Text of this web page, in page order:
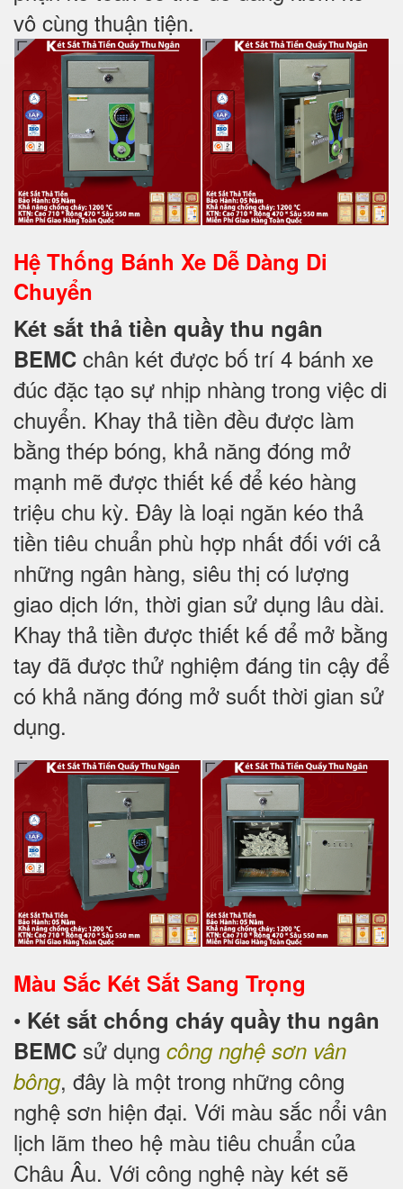
vô cùng thuận tiện.
Hệ Thống Bánh Xe Dễ Dàng Di
Chuyển
Két sắt thả tiền quầy thu ngân
BEMC chân két được bố trí 4 bánh xe
đúc đặc tạo sự nhịp nhàng trong việc di
chuyển. Khay thả tiền đều được làm
bằng thép bóng, khả năng đóng mở
mạnh mẽ được thiết kế để kéo hàng
triệu chu kỳ. Đây là loại ngăn kéo thả
tiền tiêu chuẩn phù hợp nhất đối với cả
những ngân hàng, siêu thị có lượng
giao dịch lớn, thời gian sử dụng lâu dài.
Khay thả tiền được thiết kế để mở bằng
tay đã được thử nghiệm đáng tin cậy để
có khả năng đóng mở suốt thời gian sử
dụng.
Màu Sắc Két Sắt Sang Trọng
• Két sắt chống cháy quầy thu ngân
BEMC sử dụng công nghệ sơn vân
bông, đây là một trong những công
nghệ sơn hiện đại. Với màu sắc nổi vân
lịch lãm theo hệ màu tiêu chuẩn của
Châu Âu. Với công nghệ này két sẽ